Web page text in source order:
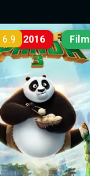
2016
6.9 Film